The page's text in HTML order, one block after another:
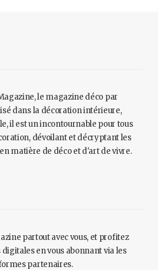
le magazine déco par
dans la décoration intérieure,
il est un incontournable pour tous
dévoilant et décryptant les
matière de déco et d'art de vivre.
partout avec vous, et profitez
en vous abonnant via les
partenaires.